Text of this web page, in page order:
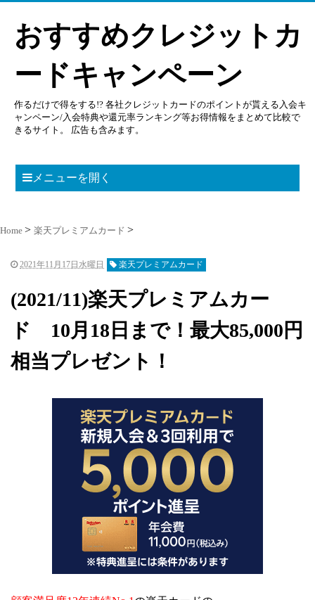
おすすめクレジットカ
ードキャンペーン
作るだけで得をする!? 各社クレジットカードのポイントが貰える入会キ
ャンペーン/入会特典や還元率ランキング等お得情報をまとめて比較で
きるサイト。 広告も含みます。
メニューを開く
Home 楽天プレミアムカード
2021年11月17日水曜日 楽天プレミアムカード
(2021/11)楽天プレミアムカー
ド 10月18日まで！最大85,000円
相当プレゼント！